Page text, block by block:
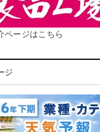
ページはこちら
ジ